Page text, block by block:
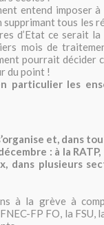
entend imposer
tous les
d’Etat ce serait la
mois de
pourrait décider
du point !
particulier les
et, dans
: à la RATP,
dans plusieurs
à la grève à
FP FO, la FSU,